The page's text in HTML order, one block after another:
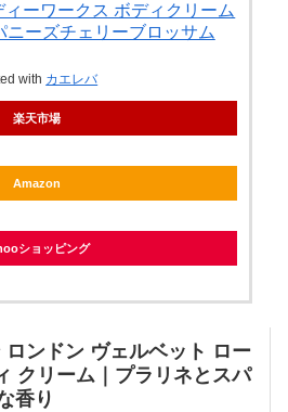
ィーワークス ボディクリーム
ニーズチェリーブロッサム
with カエレバ
楽天市場
Amazon
ショッピング
ンドン ヴェルベット ロー
クリーム｜プラリネとスパ
香り